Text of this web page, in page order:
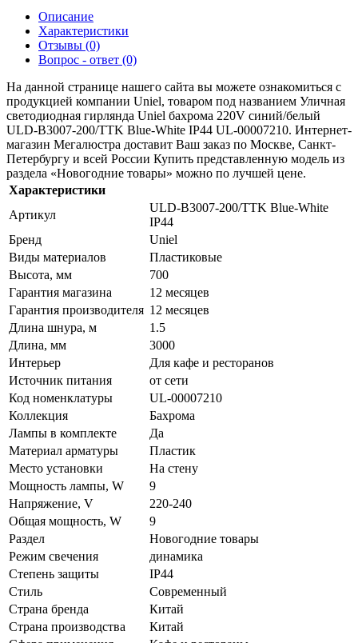
Описание
Характеристики
Отзывы (0)
Вопрос - ответ (0)
На данной странице нашего сайта вы можете ознакомиться с
продукцией компании Uniel, товаром под названием Уличная
светодиодная гирлянда Uniel бахрома 220V синий/белый
ULD-B3007-200/TTK Blue-White IP44 UL-00007210. Интернет-
магазин Мегалюстра доставит Ваш заказ по Москве, Санкт-
Петербургу и всей России Купить представленную модель из
раздела «Новогодние товары» можно по лучшей цене.
Характеристики
Артикул
ULD-B3007-200/TTK Blue-White
IP44
Бренд
Uniel
Виды материалов
Пластиковые
Высота, мм
700
Гарантия магазина
12 месяцев
Гарантия производителя 12 месяцев
Длина шнура, м
1.5
Длина, мм
3000
Интерьер
Для кафе и ресторанов
Источник питания
от сети
Код номенклатуры
UL-00007210
Коллекция
Бахрома
Лампы в комплекте
Да
Материал арматуры
Пластик
Место установки
На стену
Мощность лампы, W
9
Напряжение, V
220-240
Общая мощность, W
9
Раздел
Новогодние товары
Режим свечения
динамика
Степень защиты
IP44
Стиль
Современный
Страна бренда
Китай
Страна производства
Китай